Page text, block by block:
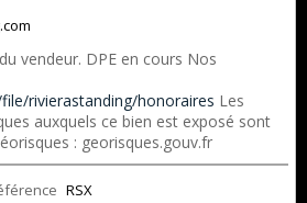
vendeur. DPE en cours Nos
rivierastanding/honoraires Les
auxquels ce bien est exposé sont
: georisques.gouv.fr
RSX